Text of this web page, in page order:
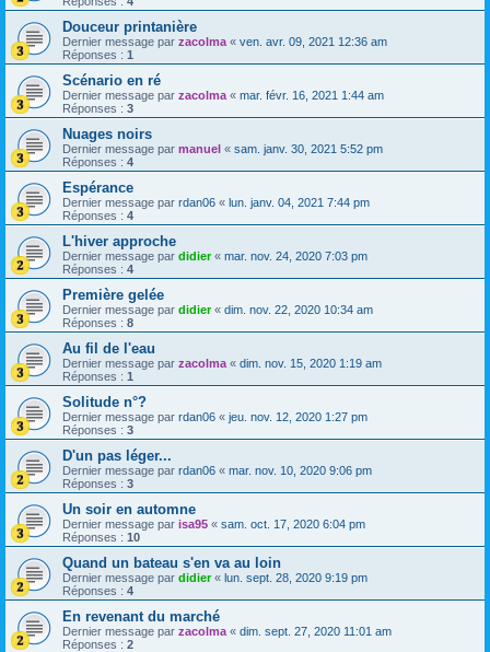
Douceur printanière
Dernier message par zacolma « ven. avr. 09, 2021 12:36 am
Réponses : 1
Scénario en ré
Dernier message par zacolma « mar. févr. 16, 2021 1:44 am
Réponses : 3
Nuages noirs
Dernier message par manuel « sam. janv. 30, 2021 5:52 pm
Réponses : 4
Espérance
Dernier message par rdan06 « lun. janv. 04, 2021 7:44 pm
Réponses : 4
L'hiver approche
Dernier message par didier« mar. nov. 24, 2020 7:03 pm
Réponses : 4
Première gelée
Dernier message par didier« dim. nov. 22, 2020 10:34 am
Réponses : 8
Au fil de l'eau
Dernier message par zacolma « dim. nov. 15, 2020 1:19 am
Réponses : 1
Solitude n°?
Dernier message par rdan06 « jeu. nov. 12, 2020 1:27 pm
Réponses : 3
D'un pas léger...
Dernier message par rdan06 « mar. nov. 10, 2020 9:06 pm
Réponses : 3
Un soir en automne
Dernier message par isa95 « sam. oct. 17, 2020 6:04 pm
Réponses : 10
Quand un bateau s'en va au loin
Dernier message par didier« lun. sept. 28, 2020 9:19 pm
Réponses : 4
En revenant du marché
Dernier message par zacolma « dim. sept. 27, 2020 11:01 am
Réponses : 2